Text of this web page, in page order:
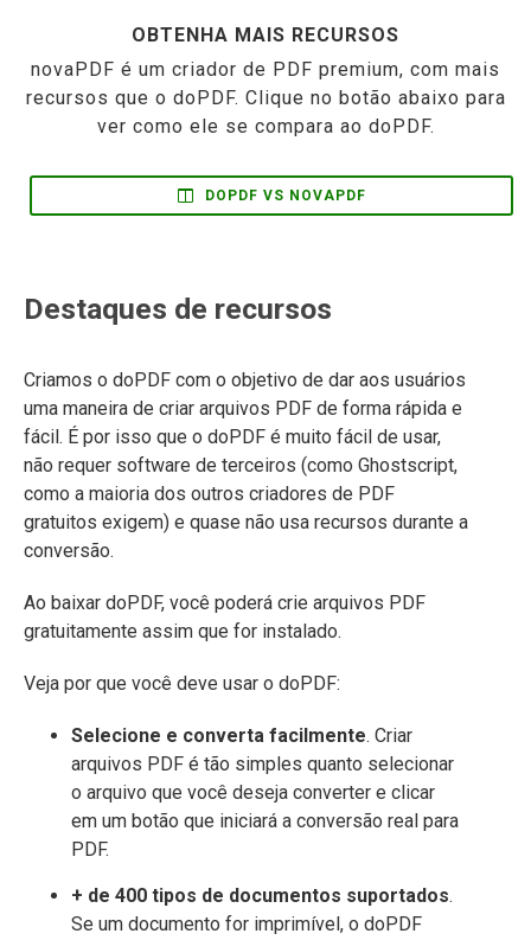
OBTENHA MAIS RECURSOS
novaPDF é um criador de PDF premium, com mais
recursos que o doPDF. Clique no botão abaixo para
ver como ele se compara ao doPDF.
DOPDF VS NOVAPDF
Destaques de recursos
Criamos o doPDF com o objetivo de dar aos usuários
uma maneira de criar arquivos PDF de forma rápida e
fácil. É por isso que o doPDF é muito fácil de usar,
não requer software de terceiros (como Ghostscript,
como a maioria dos outros criadores de PDF
gratuitos exigem) e quase não usa recursos durante a
conversão.
Ao baixar doPDF, você poderá crie arquivos PDF
gratuitamente assim que for instalado.
Veja por que você deve usar o doPDF:
Selecione e converta facilmente. Criar
arquivos PDF é tão simples quanto selecionar
o arquivo que você deseja converter e clicar
em um botão que iniciará a conversão real para
PDF.
+ de 400 tipos de documentos suportados.
Se um documento for imprimível, o doPDF